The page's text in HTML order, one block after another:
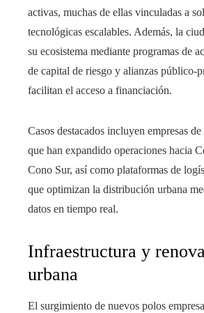
activas, muchas de ellas vinculadas a
tecnológicas escalables. Además, la
su ecosistema mediante programas de
de capital de riesgo y alianzas público-
facilitan el acceso a financiación.
Casos destacados incluyen empresas
que han expandido operaciones hacia
Cono Sur, así como plataformas de
que optimizan la distribución urbana
datos en tiempo real.
Infraestructura y
urbana
El surgimiento de nuevos polos